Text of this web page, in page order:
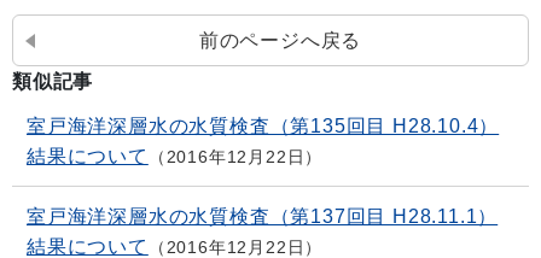
前のページへ戻る
類似記事
室戸海洋深層水の水質検査（第135回目 H28.10.4）
結果について
2016年12月22日
室戸海洋深層水の水質検査（第137回目 H28.11.1）
結果について
2016年12月22日